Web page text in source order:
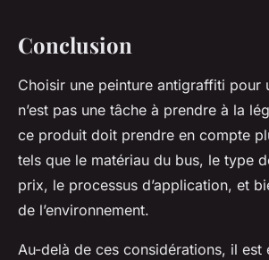
Conclusion
Choisir une peinture antigraffiti pour
n’est pas une tâche à prendre à la
ce produit doit prendre en compte
tels que le matériau du bus, le type
prix, le processus d’application, et
de l’environnement.
Au-delà de ces considérations, il est